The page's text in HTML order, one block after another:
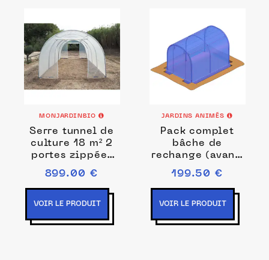
MONJARDINBIO
Serre tunnel de
culture 18 m² 2
portes zippées
RICHEL
899.00 €
VOIR LE PRODUIT
JARDINS ANIMÉS
Pack complet
bâche de
rechange (avant,
arrière, dessus)
pour serre tunnel
2m x 3m
199.50 €
VOIR LE PRODUIT